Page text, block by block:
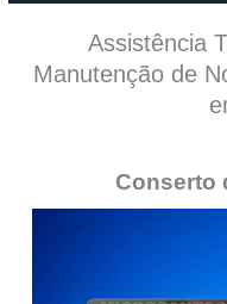
Assistência
Manutenção de
Conserto